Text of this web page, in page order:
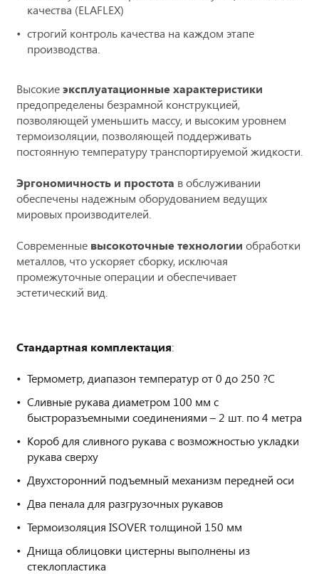
качества (ELAFLEX)
строгий контроль качества на каждом этапе
производства.
Высокиеэксплуатационные характеристики
предопределены безрамной конструкцией,
позволяющей уменьшить массу, и высоким уровнем
термоизоляции, позволяющей поддерживать
постоянную температуру транспортируемой жидкости.
Эргономичность и простота в обслуживании
обеспечены надежным оборудованием ведущих
мировых производителей.
Современные высокоточные технологии обработки
металлов, что ускоряет сборку, исключая
промежуточные операции и обеспечивает
эстетический вид.
Стандартная комплектация:
Термометр, диапазон температур от 0 до 250 ?С
Сливные рукава диаметром 100 мм с
быстроразъемными соединениями – 2 шт. по 4 метра
Короб для сливного рукава с возможностью укладки
рукава сверху
Двухсторонний подъемный механизм передней оси
Два пенала для разгрузочных рукавов
Термоизоляция ISOVER толщиной 150 мм
Днища облицовки цистерны выполнены из
стеклопластика